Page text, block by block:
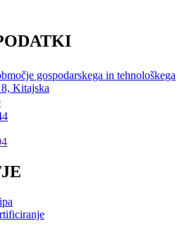
gospodarskega in tehnološkega
Kitajska